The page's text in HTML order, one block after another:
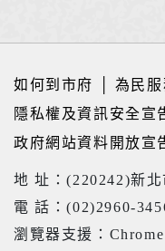
如何到市府 為民
隱私權及資訊安全宣
政府網站資料開放宣
地 址：(220242)新
電 話：(02)2960-
瀏覽器支援：